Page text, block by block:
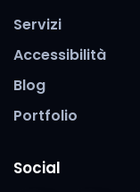
Servizi
Accessibilità
Blog
Portfolio
Social